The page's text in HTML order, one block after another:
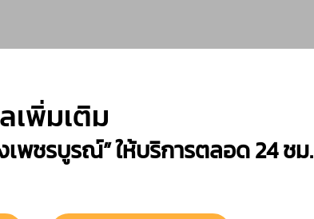
พิ่มเติม
พชรบูรณ์” ให้บริการตลอด 24 ชม.